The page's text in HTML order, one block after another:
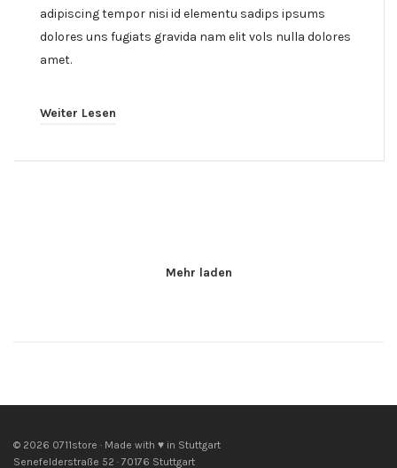
adipiscing tempor nisi id elementu sadips ipsums
dolores uns fugiats gravida nam elit vols nulla dolores
amet.
Weiter Lesen
Mehr laden
© 2026 0711store · Made with ♥ in Stuttgart
Senefelderstraße 52 · 70176 Stuttgart